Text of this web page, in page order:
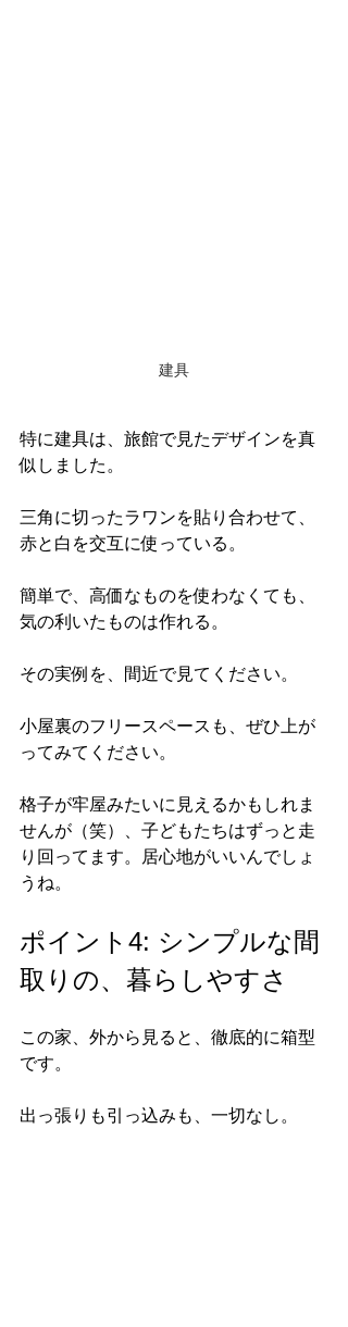
建具
特に建具は、旅館で見たデザインを真
似しました。
三角に切ったラワンを貼り合わせて、
赤と白を交互に使っている。
簡単で、高価なものを使わなくても、
気の利いたものは作れる。
その実例を、間近で見てください。
小屋裏のフリースペースも、ぜひ上が
ってみてください。
格子が牢屋みたいに見えるかもしれま
せんが（笑）、子どもたちはずっと走
り回ってます。居心地がいいんでしょ
うね。
ポイント4: シンプルな間
取りの、暮らしやすさ
この家、外から見ると、徹底的に箱型
です。
出っ張りも引っ込みも、一切なし。